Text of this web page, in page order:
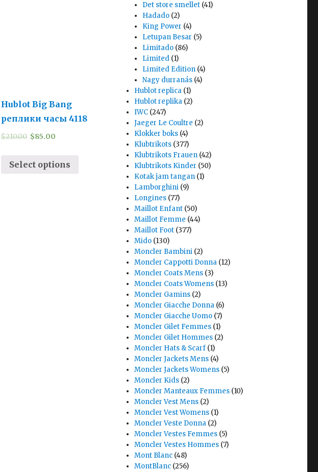
Hublot Big Bang
реплики часы 4118
$210.00 $85.00
Select options
Det store smellet (41)
Hadado (2)
King Power (4)
Letupan Besar (5)
Limitado (86)
Limited (1)
Limited Edition (4)
Nagy durranás (4)
Hublot replica (1)
Hublot replika (2)
IWC (247)
Jaeger Le Coultre (2)
Klokker boks (4)
Klubtrikots (377)
Klubtrikots Frauen (42)
Klubtrikots Kinder (50)
Kotak jam tangan (1)
Lamborghini (9)
Longines (77)
Maillot Enfant (50)
Maillot Femme (44)
Maillot Foot (377)
Mido (130)
Moncler Bambini (2)
Moncler Cappotti Donna (12)
Moncler Coats Mens (3)
Moncler Coats Womens (13)
Moncler Gamins (2)
Moncler Giacche Donna (6)
Moncler Giacche Uomo (7)
Moncler Gilet Femmes (1)
Moncler Gilet Hommes (2)
Moncler Hats & Scarf (1)
Moncler Jackets Mens (4)
Moncler Jackets Womens (5)
Moncler Kids (2)
Moncler Manteaux Femmes (10)
Moncler Vest Mens (2)
Moncler Vest Womens (1)
Moncler Veste Donna (2)
Moncler Vestes Femmes (5)
Moncler Vestes Hommes (7)
Mont Blanc (48)
MontBlanc (256)